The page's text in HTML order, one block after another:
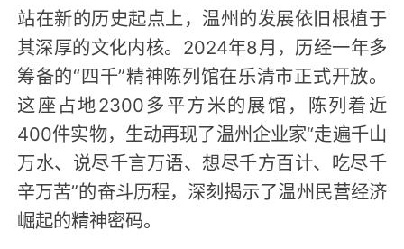
站在新的历史起点上，温州的发展依旧根植于
其深厚的文化内核。2024年8月，历经一年多
筹备的“四千”精神陈列馆在乐清市正式开放。
这座占地2300多平方米的展馆，陈列着近
400件实物，生动再现了温州企业家“走遍千山
万水、说尽千言万语、想尽千方百计、吃尽千
辛万苦”的奋斗历程，深刻揭示了温州民营经济
崛起的精神密码。